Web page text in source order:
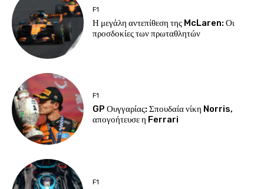
F1
Η μεγάλη αντεπίθεση της McLaren: Οι
προσδοκίες των πρωταθλητών
F1
GP Ουγγαρίας: Σπουδαία νίκη Norris,
απογοήτευσε η Ferrari
F1